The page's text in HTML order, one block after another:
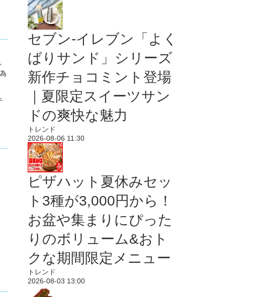
セブン‐イレブン「よく
ばりサンド」シリーズ
新作チョコミント登場
｜夏限定スイーツサン
ドの爽快な魅力
トレンド
2026-08-06 11:30
ピザハット夏休みセッ
ト3種が3,000円から！
お盆や集まりにぴった
りのボリューム&おト
クな期間限定メニュー
トレンド
2026-08-03 13:00